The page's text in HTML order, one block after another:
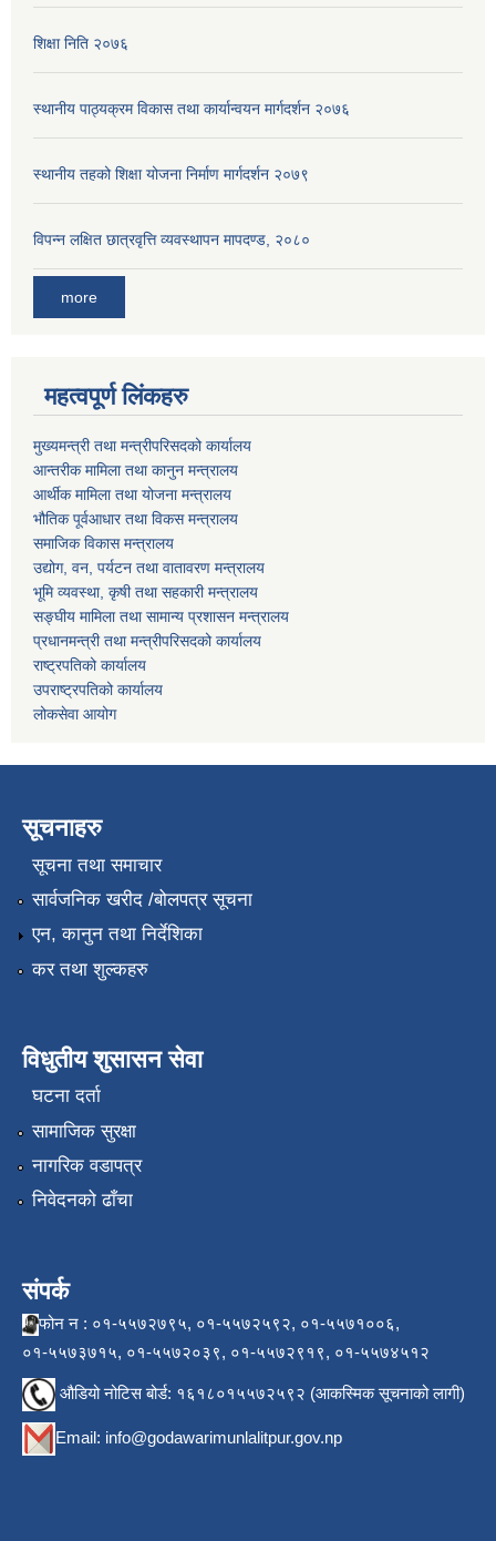
शिक्षा निति २०७६
स्थानीय पाठ्यक्रम विकास तथा कार्यान्वयन मार्गदर्शन २०७६
स्थानीय तहको शिक्षा योजना निर्माण मार्गदर्शन २०७९
विपन्न लक्षित छात्रवृत्ति व्यवस्थापन मापदण्ड, २०८०
more
महत्वपूर्ण लिंकहरु
मुख्यमन्त्री तथा मन्त्रीपरिसदको कार्यालय
आन्तरीक मामिला तथा कानुन मन्त्रालय
आर्थीक मामिला तथा योजना मन्त्रालय
भौतिक पूर्वआधार तथा विकस मन्त्रालय
समाजिक विकास मन्त्रालय
उद्योग, वन, पर्यटन तथा वातावरण मन्त्रालय
भूमि व्यवस्था, कृषी तथा सहकारी मन्त्रालय
सङ्घीय मामिला तथा सामान्य प्रशासन मन्त्रालय
प्रधानमन्त्री तथा मन्त्रीपरिसदको कार्यालय
राष्ट्रपतिको कार्यालय
उपराष्ट्रपतिको कार्यालय
लोकसेवा आयोग
सूचनाहरु
सूचना तथा समाचार
सार्वजनिक खरीद /बोलपत्र सूचना
एन, कानुन तथा निर्देशिका
कर तथा शुल्कहरु
विधुतीय शुसासन सेवा
घटना दर्ता
सामाजिक सुरक्षा
नागरिक वडापत्र
निवेदनको ढाँचा
संपर्क
फोन न : ०१-५५७२७९५, ०१-५५७२५९२, ०१-५५७१००६,
०१-५५७३७१५, ०१-५५७२०३९, ०१-५५७२९१९, ०१-५५७४५१२
औडियो नोटिस बोर्ड: १६१८०१५५७२५९२ (आकस्मिक सूचनाको लागी)
Email: info@godawarimunlalitpur.gov.np